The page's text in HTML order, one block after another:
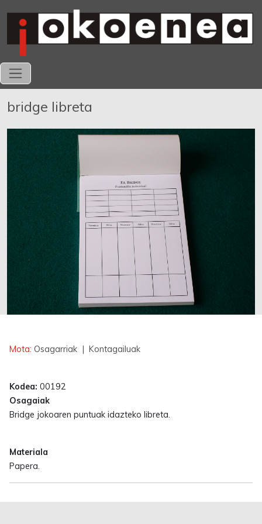
bridge libreta
Mota: Osagarriak | Kontagailuak
Kodea: 00192
Osagaiak
Bridge jokoaren puntuak idazteko libreta.
Materiala
Papera.